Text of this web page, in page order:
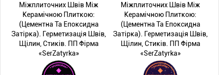
Міжплиточних Швів Між
Керамічною Плиткою:
(Цементна Та Епоксидна
Затірка). Герметизація Швів,
Щілин, Стиків. ПП Фірма
«SerZatyrka»
Міжплиточних Швів Між
Керамічною Плиткою:
(Цементна Та Епоксидна
Затірка). Герметизація Швів,
Щілин, Стиків. ПП Фірма
«SerZatyrka»